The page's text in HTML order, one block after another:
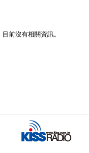
目前沒有相關資訊。